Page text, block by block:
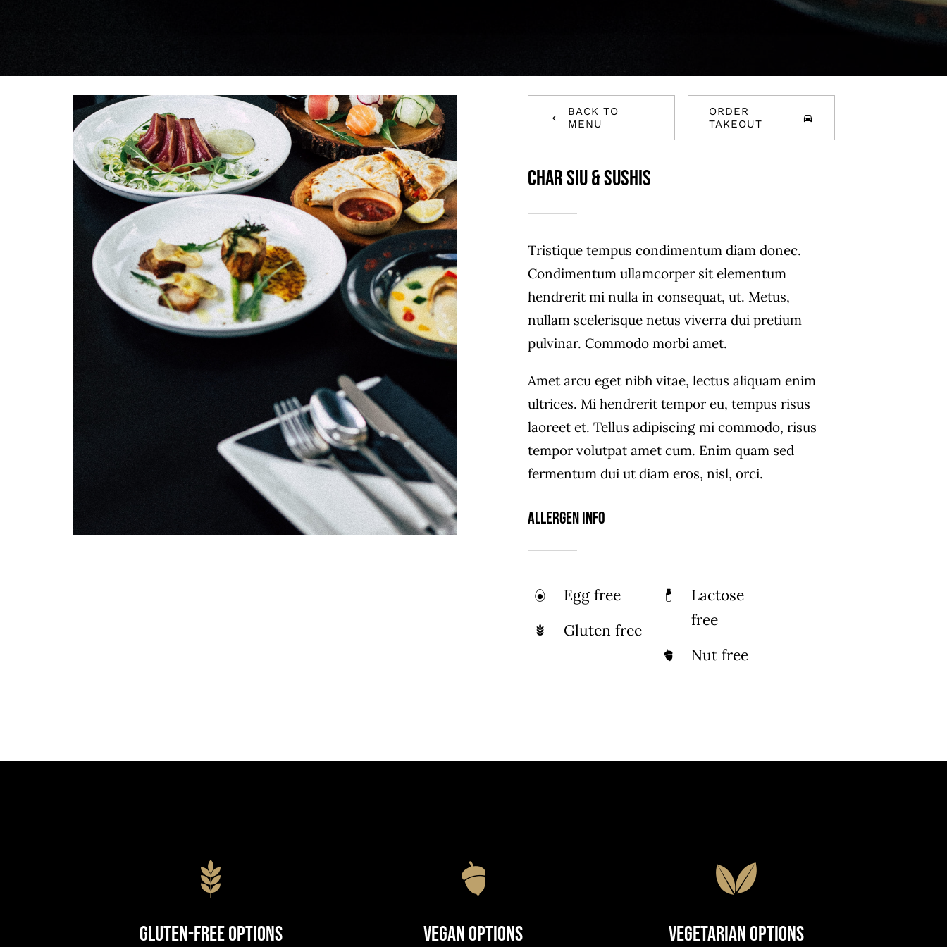
BACK TO
MENU
ORDER
TAKEOUT
Char Siu & Sushis
Tristique tempus condimentum diam donec.
Condimentum ullamcorper sit elementum
hendrerit mi nulla in consequat, ut. Metus,
nullam scelerisque netus viverra dui pretium
pulvinar. Commodo morbi amet.
Amet arcu eget nibh vitae, lectus aliquam enim
ultrices. Mi hendrerit tempor eu, tempus risus
laoreet et. Tellus adipiscing mi commodo, risus
tempor volutpat amet cum. Enim quam sed
fermentum dui ut diam eros, nisl, orci.
Allergen Info
Egg free
Gluten free
Lactose
free
Nut free
Gluten-Free Options Vegan Options Vegetarian Options